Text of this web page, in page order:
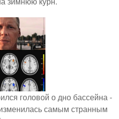
головой о дно бассейна -
самым странным